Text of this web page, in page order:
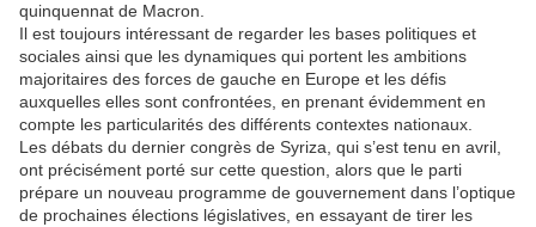
quinquennat de Macron.
Il est toujours intéressant de regarder les bases politiques et
sociales ainsi que les dynamiques qui portent les ambitions
majoritaires des forces de gauche en Europe et les défis
auxquelles elles sont confrontées, en prenant évidemment en
compte les particularités des différents contextes nationaux.
Les débats du dernier congrès de Syriza, qui s’est tenu en avril,
ont précisément porté sur cette question, alors que le parti
prépare un nouveau programme de gouvernement dans l’optique
de prochaines élections législatives, en essayant de tirer les